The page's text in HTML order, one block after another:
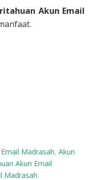
Akun Email
Madrasah, Akun
Akun Email
Madrasah